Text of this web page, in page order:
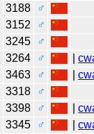
3188
♂
3152
♂
3245
♂
3264 ♂ |
3463 ♂ |
3318
♂
3398 ♂ |
3345 ♂ |